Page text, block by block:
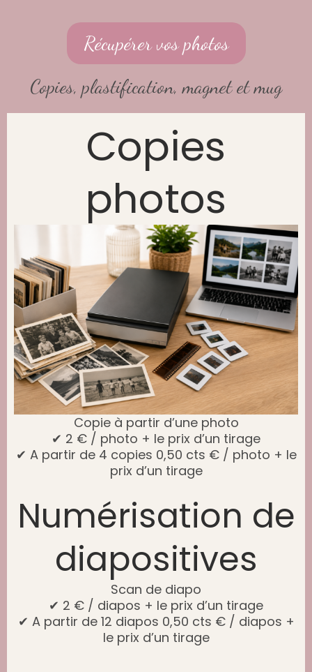
Récupérer vos photos
Copies, plastification, magnet et mug
Copies
photos
Copie à partir d’une photo
✔ 2 € / photo + le prix d’un tirage
✔ A partir de 4 copies 0,50 cts € / photo + le
prix d’un tirage
Numérisation de
diapositives
Scan de diapo
✔ 2 € / diapos + le prix d’un tirage
✔ A partir de 12 diapos 0,50 cts € / diapos +
le prix d’un tirage